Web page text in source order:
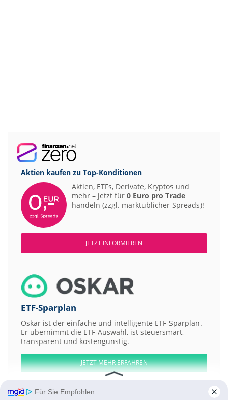
Aktien kaufen zu Top-Konditionen
Aktien, ETFs, Derivate, Kryptos und
mehr – jetzt für 0 Euro pro Trade
handeln (zzgl. marktüblicher Spreads)!
JETZT INFORMIEREN
ETF-Sparplan
Oskar ist der einfache und intelligente ETF-Sparplan.
Er übernimmt die ETF-Auswahl, ist steuersmart,
transparent und kostengünstig.
JETZT MEHR ERFAHREN
Für Sie Empfohlen